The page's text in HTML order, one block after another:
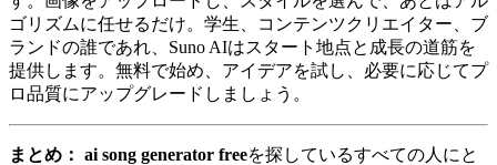
ゴリズムに任せるだけ。学生、コンテンツクリエイター、ブ
ランドの誰であれ、Suno AIはスタート地点と成長の道筋を
提供します。無料で始め、アイデアを試し、必要に応じてプ
ロ品質にアップグレードしましょう。
まとめ： ai song generator freeを探しているすべての人にと